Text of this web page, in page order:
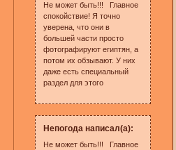
Не может быть!!! Главное
спокойствие! Я точно
уверена, что они в
большей части просто
фотографируют египтян, а
потом их обзывают. У них
даже есть специальный
раздел для этого
Непогода написал(а):
Не может быть!!! Главное